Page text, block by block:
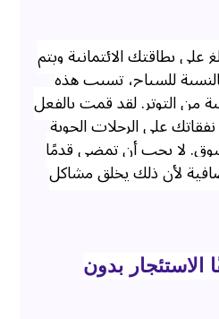
على بطاقتك الائتمانية ويتم
15-30 يومًا. بالنسبة للسياح، تسبب هذه
من التوتر. لقد قمت بالفعل
على الرحلات الجوية
لا يجب أن تمضي قدمًا
لأن ذلك يخلق مشاكل
بدون